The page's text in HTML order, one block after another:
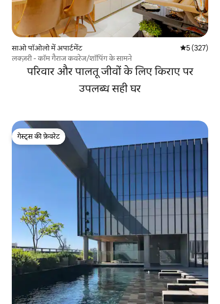
साओ पॉओलो में अपार्टमेंट औसत रेटिंग 5
5 (327)
लक्ज़री - कॉम गैराज कवरेज/शॉपिंग के सामने
परिवार और पालतू जीवों के लिए किराए पर
उपलब्ध सही घर
गेस्ट्स की फ़ेवरेट
गेस्ट्स की फ़ेवरेट